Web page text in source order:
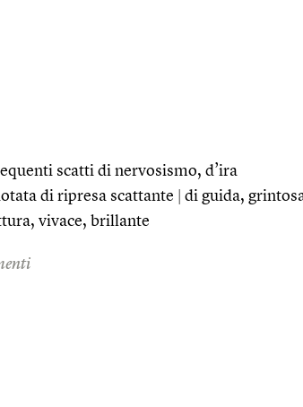
scatti di nervosismo, d’ira
di ripresa scattante di guida,
vivace, brillante